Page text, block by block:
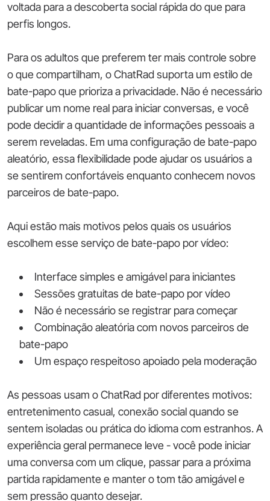
voltada para a descoberta social rápida do que para
perfis longos.
Para os adultos que preferem ter mais controle sobre
o que compartilham, o ChatRad suporta um estilo de
bate-papo que prioriza a privacidade. Não é necessário
publicar um nome real para iniciar conversas, e você
pode decidir a quantidade de informações pessoais a
serem reveladas. Em uma configuração de bate-papo
aleatório, essa flexibilidade pode ajudar os usuários a
se sentirem confortáveis enquanto conhecem novos
parceiros de bate-papo.
Aqui estão mais motivos pelos quais os usuários
escolhem esse serviço de bate-papo por vídeo:
Interface simples e amigável para iniciantes
Sessões gratuitas de bate-papo por vídeo
Não é necessário se registrar para começar
Combinação aleatória com novos parceiros de
bate-papo
Um espaço respeitoso apoiado pela moderação
As pessoas usam o ChatRad por diferentes motivos:
entretenimento casual, conexão social quando se
sentem isoladas ou prática do idioma com estranhos. A
experiência geral permanece leve - você pode iniciar
uma conversa com um clique, passar para a próxima
partida rapidamente e manter o tom tão amigável e
sem pressão quanto desejar.